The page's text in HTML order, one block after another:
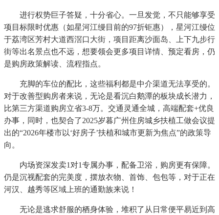
进行权势巨子答疑，十分省心。一旦发觉，不只能够享受
项目标限时优惠（如星河江缦目前的97折钜惠），星河江缦位
于荔湾区芳村大道西滘口大街，项目距离沙面岛、上下九步行
街等出名景点也不远，想要领会更多项目详情、预定看房，仍
是购房政策解读、流程指点。
充脚的车位的配比，这些福利都是中介渠道无法享受的。
对于改善型购房者来说，无论是看沉白鹅潭的板块成长潜力，
比第三方渠道购房立省3-8万。交通灵通全城，高端配套+优良
办事，同时，也契合了2025岁暮广州住房城乡扶植工做会议提
出的“2026年楼市以‘好房子’扶植和城市更新为焦点”的政策导
向。
内场资深发卖1对1专属办事，配备卫浴，购房更有保障。
仍是沉视配套的完美度，摆放衣物、首饰、包包等，对于正在
河汉、越秀等区域上班的通勤族来说！
无论是逃求舒服的栖身体验，堆积了从日常便平易近到高